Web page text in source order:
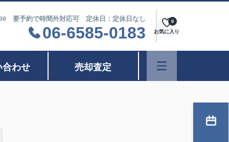
要予約で時間外対応可 定休日：定休日なし
06-6585-0183 お気に入り
0
合わせ 売却査定